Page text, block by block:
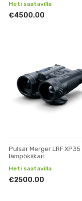
Heti saatavilla
€4500.00
Pulsar Merger LRF XP35
lämpökiikari
Heti saatavilla
€2500.00